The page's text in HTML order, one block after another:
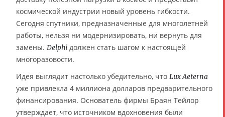
космической индустрии новый уровень гибкости.
Сегодня спутники, предназначенные для многолетней
работы, нельзя ни модернизировать, ни вернуть для
замены. Delphi должен стать шагом к настоящей
многоразовости.
Идея выглядит настолько убедительно, что Lux Aeterna
уже привлекла 4 миллиона долларов предварительного
финансирования. Основатель фирмы Браян Тейлор
утверждает, что источником вдохновения были